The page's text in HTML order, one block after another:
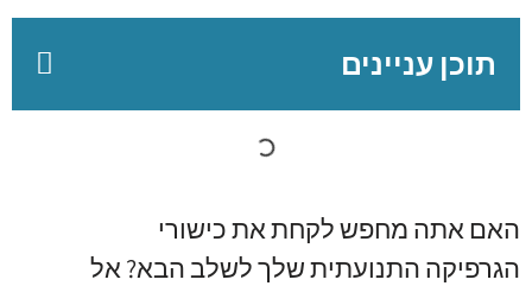
תוכן עניינים
האם אתה מחפש לקחת את כישורי
הגרפיקה התנועתית שלך לשלב הבא? אל